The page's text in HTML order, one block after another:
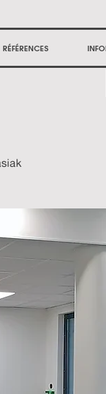
RÉFÉRENCES